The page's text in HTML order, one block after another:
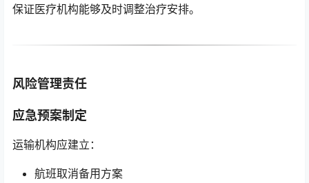
保证医疗机构能够及时调整治疗安排。
风险管理责任
应急预案制定
运输机构应建立：
航班取消备用方案